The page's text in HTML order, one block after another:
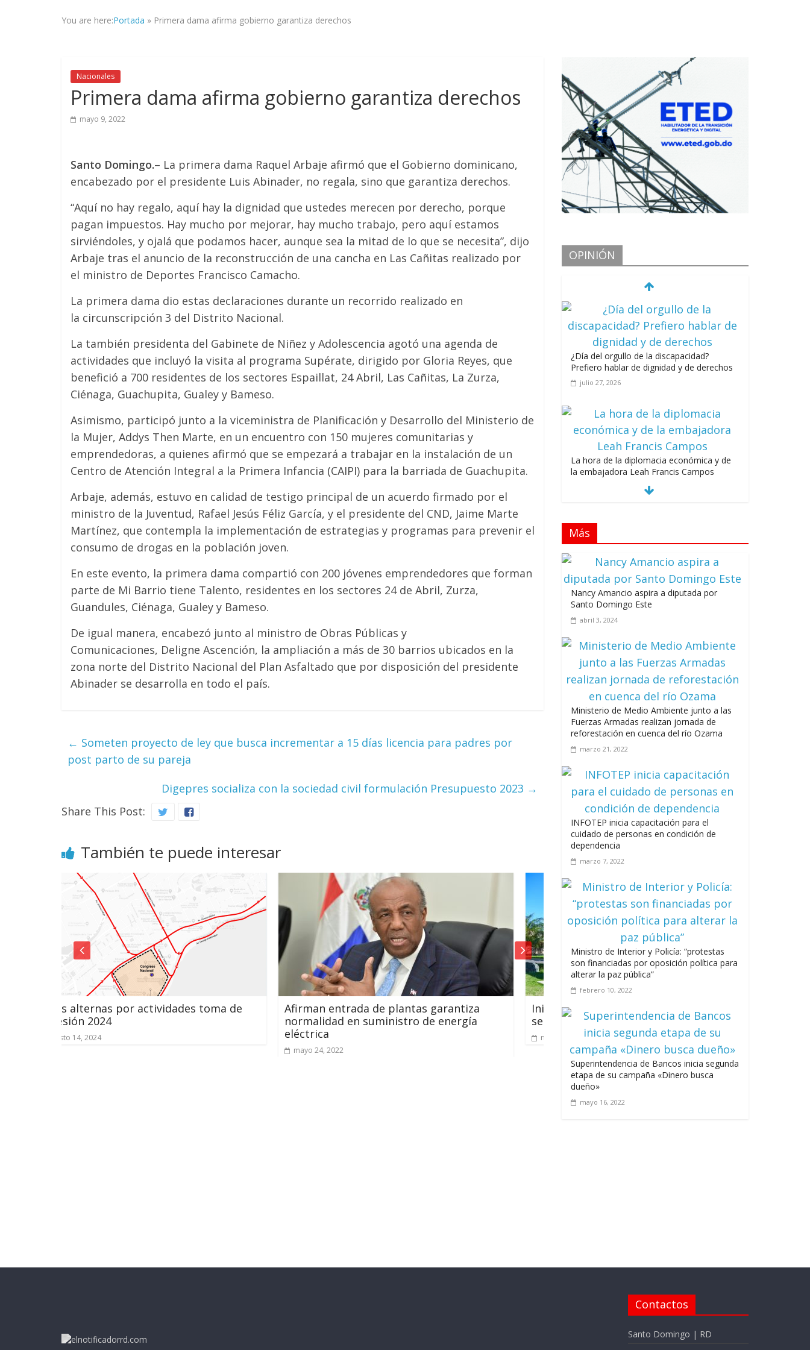
veracidad
con
propósito
de
tod@s
lectores.
You are here:Portada » Primera dama afirma gobierno garantiza derechos
Nacionales
Primera dama afirma gobierno garantiza derechos
mayo 9, 2022
Santo Domingo.– La primera dama Raquel Arbaje afirmó que el Gobierno dominicano,
encabezado por el presidente Luis Abinader, no regala, sino que garantiza derechos.
“Aquí no hay regalo, aquí hay la dignidad que ustedes merecen por derecho, porque
pagan impuestos. Hay mucho por mejorar, hay mucho trabajo, pero aquí estamos
sirviéndoles, y ojalá que podamos hacer, aunque sea la mitad de lo que se necesita”, dijo
Arbaje tras el anuncio de la reconstrucción de una cancha en Las Cañitas realizado por
el ministro de Deportes Francisco Camacho.
La primera dama dio estas declaraciones durante un recorrido realizado en
la circunscripción 3 del Distrito Nacional.
La también presidenta del Gabinete de Niñez y Adolescencia agotó una agenda de
actividades que incluyó la visita al programa Supérate, dirigido por Gloria Reyes, que
benefició a 700 residentes de los sectores Espaillat, 24 Abril, Las Cañitas, La Zurza,
Ciénaga, Guachupita, Gualey y Bameso.
Asimismo, participó junto a la viceministra de Planificación y Desarrollo del Ministerio de
la Mujer, Addys Then Marte, en un encuentro con 150 mujeres comunitarias y
emprendedoras, a quienes afirmó que se empezará a trabajar en la instalación de un
Centro de Atención Integral a la Primera Infancia (CAIPI) para la barriada de Guachupita.
Arbaje, además, estuvo en calidad de testigo principal de un acuerdo firmado por el
ministro de la Juventud, Rafael Jesús Féliz García, y el presidente del CND, Jaime Marte
Martínez, que contempla la implementación de estrategias y programas para prevenir el
consumo de drogas en la población joven.
En este evento, la primera dama compartió con 200 jóvenes emprendedores que forman
parte de Mi Barrio tiene Talento, residentes en los sectores 24 de Abril, Zurza,
Guandules, Ciénaga, Gualey y Bameso.
De igual manera, encabezó junto al ministro de Obras Públicas y
Comunicaciones, Deligne Ascención, la ampliación a más de 30 barrios ubicados en la
zona norte del Distrito Nacional del Plan Asfaltado que por disposición del presidente
Abinader se desarrolla en todo el país.
← Someten proyecto de ley que busca incrementar a 15 días licencia para padres por
post parto de su pareja
Digepres socializa con la sociedad civil formulación Presupuesto 2023 →
Share This Post:
También te puede interesar
actividades toma de
Afirman entrada de plantas garantiza
normalidad en suministro de energía
Inician proceso para modernización de
servicios consulares en el exterior
DGCP busca simplificar
proveedor del Estado
OPINIÓN
¿Día del orgullo de la discapacidad?
Prefiero hablar de dignidad y de derechos
julio 27, 2026
La hora de la diplomacia económica y de
la embajadora Leah Francis Campos
Los casarolazos no tienen colores
patidarios
julio 12, 2026
Llevar los Juegos XXV Juegos
Centroamericanos y del Caribe a las plazas
y parques del país
A 67 años de la gesta de Constanza,
Maimón y Estero Hondo
junio 14, 2026
Leonel Fernández y la
última oportunidad de
Más
Nancy Amancio aspira a diputada por
Santo Domingo Este
abril 3, 2024
Ministerio de Medio Ambiente junto a las
Fuerzas Armadas realizan jornada de
reforestación en cuenca del río Ozama
marzo 21, 2022
INFOTEP inicia capacitación para el
cuidado de personas en condición de
dependencia
marzo 7, 2022
Ministro de Interior y Policía: “protestas
son financiadas por oposición política para
alterar la paz pública”
febrero 10, 2022
Superintendencia de Bancos inicia segunda
etapa de su campaña «Dinero busca
dueño»
mayo 16, 2022
Contactos
Santo Domingo | RD